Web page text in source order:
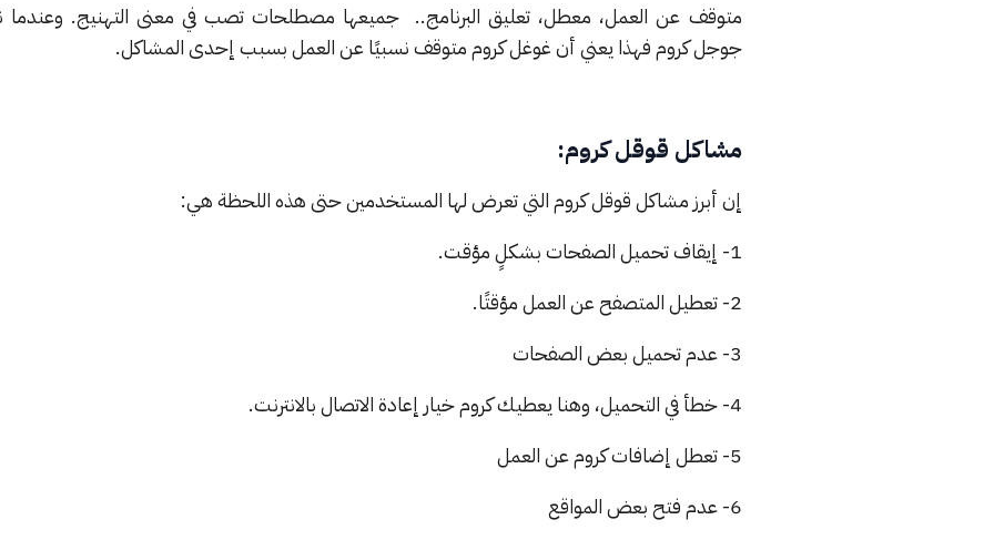
متوقف عن العمل، معطل، تعليق البرنامج.. جميعها مصطلحات تصب في معنى التهنيج. وعندما
جوجل كروم فهذا يعني أن غوغل كروم متوقف نسبيًا عن العمل بسبب إحدى المشاكل.
مشاكل قوقل كروم:
إن أبرز مشاكل قوقل كروم التي تعرض لها المستخدمين حتى هذه اللحظة هي:
1- إيقاف تحميل الصفحات بشكلٍ مؤقت.
2- تعطيل المتصفح عن العمل مؤقتًا.
3- عدم تحميل بعض الصفحات
4- خطأ في التحميل، وهنا يعطيك كروم خيار إعادة الاتصال بالانترنت.
5- تعطل إضافات كروم عن العمل
6- عدم فتح بعض المواقع